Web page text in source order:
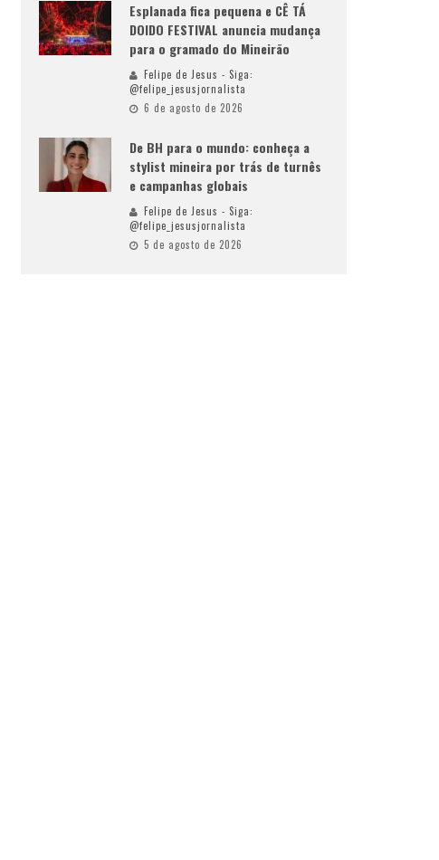
Esplanada fica pequena e CÊ TÁ
DOIDO FESTIVAL anuncia mudança
para o gramado do Mineirão
Felipe de Jesus - Siga:
@felipe_jesusjornalista
6 de agosto de 2026
De BH para o mundo: conheça a
stylist mineira por trás de turnês
e campanhas globais
Felipe de Jesus - Siga:
@felipe_jesusjornalista
5 de agosto de 2026